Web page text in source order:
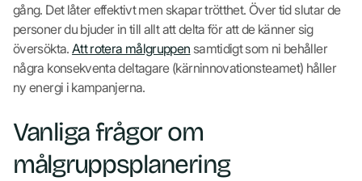
gång. Det låter effektivt men skapar trötthet. Över tid slutar de
personer du bjuder in till allt att delta för att de känner sig
översökta. Att rotera målgruppen samtidigt som ni behåller
några konsekventa deltagare (kärninnovationsteamet) håller
ny energi i kampanjerna.
Vanliga frågor om
målgruppsplanering